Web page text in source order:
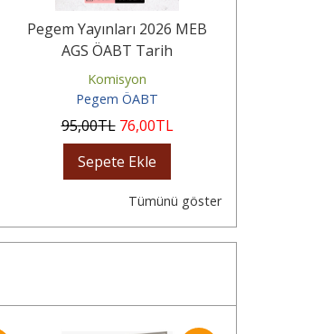
Pegem Yayınları 2026 MEB
AGS ÖABT Tarih
Öğretmenliği Tamamı
Çözümlü...
Komisyon
Pegem ÖABT
95,00TL 76,00TL
Sepete Ekle
Tümünü göster